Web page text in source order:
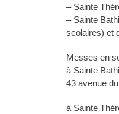
– Sainte
– Sainte
scolaires) et
Messes en
à Sainte
43 avenue
à Sainte